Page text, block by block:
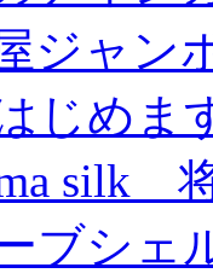
ジャン
じめま
silk
ブシェ